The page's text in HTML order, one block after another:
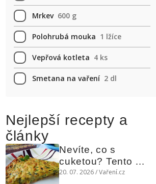
Mrkev 600 g
Polohrubá mouka 1 lžíce
Vepřová kotleta 4 ks
Smetana na vaření 2 dl
Nejlepší recepty a
články
Nevíte, co s
cuketou? Tento
levný slaný koláč
20. 07. 2026 / Vaření.cz